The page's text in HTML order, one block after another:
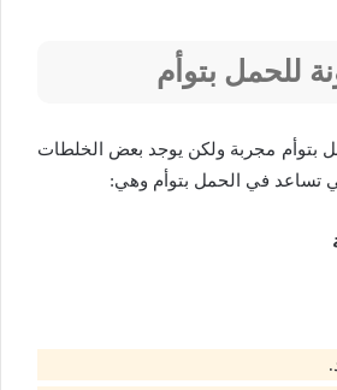
للحمل بتوأم
بتوأم مجربة ولكن يوجد بعض الخلطات
تساعد في الحمل بتوأم وهي: